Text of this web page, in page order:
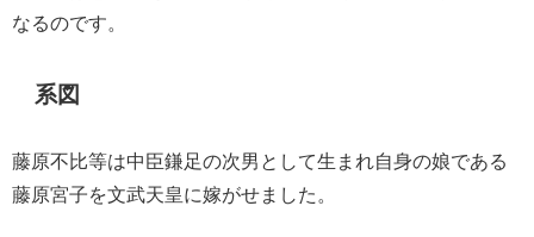
なるのです。
系図
藤原不比等は中臣鎌足の次男として生まれ自身の娘である
藤原宮子を文武天皇に嫁がせました。